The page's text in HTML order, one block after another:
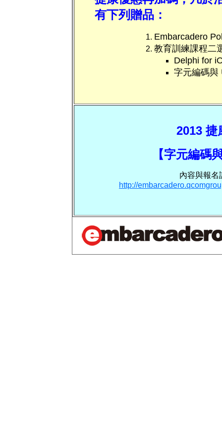
有下列贈品：
Embarcadero
教育訓練課程二
Delphi for
字元編碼與
2013 捷
【字元編碼
內容與報名
http://